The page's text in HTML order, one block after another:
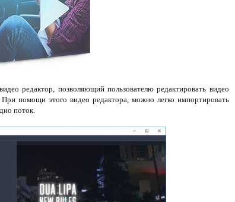
редактор, позволяющий пользователю редактировать видео
помощи этого видео редактора, можно легко импортировать
поток.